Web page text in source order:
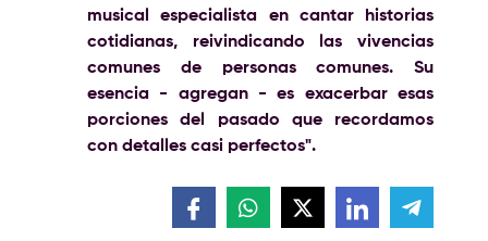
musical especialista en cantar historias
cotidianas, reivindicando las vivencias
comunes de personas comunes. Su
esencia - agregan - es exacerbar esas
porciones del pasado que recordamos
con detalles casi perfectos".